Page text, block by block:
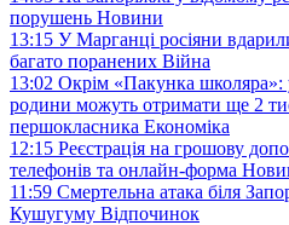
порушень Новини
13:15 У Марганці росіяни
багато поранених Війна
13:02 Окрім «Пакунка школяра»:
родини можуть отримати ще 2
першокласника Економіка
12:15 Реєстрація на грошову
телефонів та онлайн-форма
11:59 Смертельна атака біля
Кушугуму Відпочинок